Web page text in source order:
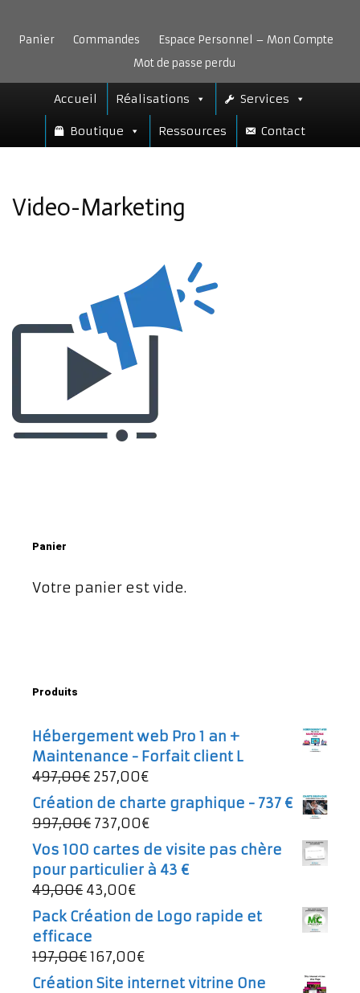
contenu
Panier Commandes
Espace Personnel – Mon Compte
Mot de passe perdu
Accueil Réalisations Services
Boutique Ressources Contact
Video-Marketing
Panier
Votre panier est vide.
Produits
Hébergement web Pro 1 an +
Maintenance - Forfait client L
497,00€ Le
prix
initial
était :
497,00€.
257,00€Le
prix
actuel
257,00€.
Création de charte graphique - 737 €
997,00€ Le
prix
initial
était :
997,00€.
737,00€Le
prix
actuel
Vos 100 cartes de visite pas chère
pour particulier à 43 €
49,00€ Le
prix
initial
était :
49,00€.
43,00€Le
prix
actuel
est :
Pack Création de Logo rapide et
efficace
197,00€Le
prix
167,00€Le
prix
Création Site internet vitrine One